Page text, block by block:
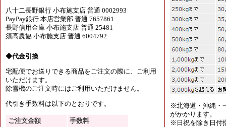
八十二長野銀行 小布施支店 普通 0002993
PayPay銀行 本店営業部 普通 7657861
長野信用金庫 小布施支店 普通 25481
須高農協 小布施支店 普通 6004792
◆代金引換
宅配便でお送りできる商品をご注文の際に、ご利用
いただけます。
除雪機のご注文時にはご利用いただけません。
代引き手数料は以下のとおりです。
ご注文金額
手数料
※北海道・沖縄・
がかかります。
※日祝を除き日付